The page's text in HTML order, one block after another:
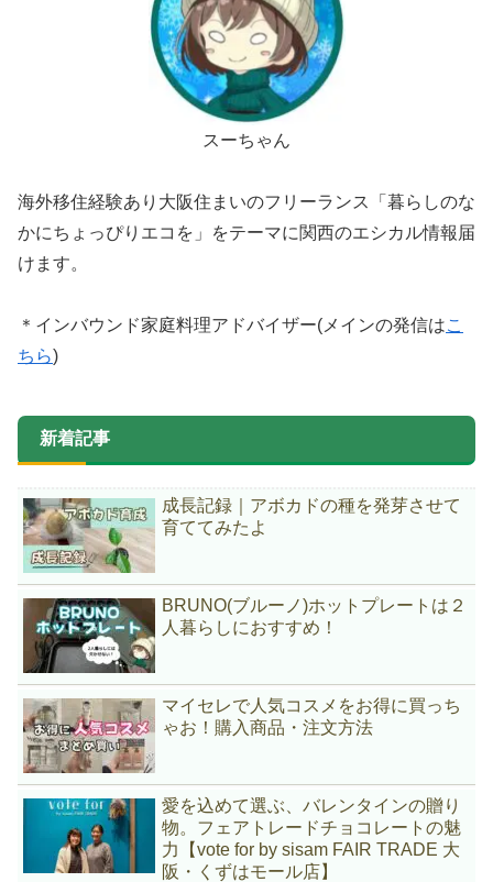
スーちゃん
海外移住経験あり大阪住まいのフリーランス「暮らしのな
かにちょっぴりエコを」をテーマに関西のエシカル情報届
けます。
＊インバウンド家庭料理アドバイザー(メインの発信はこ
ちら)
新着記事
成長記録｜アボカドの種を発芽させて
育ててみたよ
BRUNO(ブルーノ)ホットプレートは２
人暮らしにおすすめ！
マイセレで人気コスメをお得に買っち
ゃお！購入商品・注文方法
愛を込めて選ぶ、バレンタインの贈り
物。フェアトレードチョコレートの魅
力【vote for by sisam FAIR TRADE 大
阪・くずはモール店】